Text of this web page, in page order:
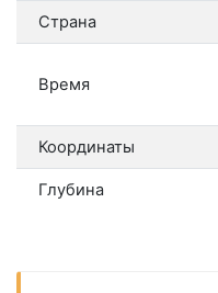
Страна
Время
Координаты
Глубина